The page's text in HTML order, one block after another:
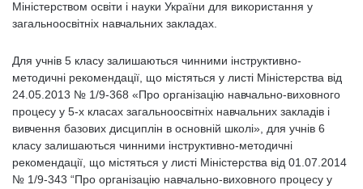
Міністерством освіти і науки України для використання у
загальноосвітніх навчальних закладах.
Для учнів 5 класу залишаються чинними інструктивно-
методичні рекомендації, що містяться у листі Міністерства від
24.05.2013 № 1/9-368 «Про організацію навчально-виховного
процесу у 5-х класах загальноосвітніх навчальних закладів і
вивчення базових дисциплін в основній школі», для учнів 6
класу залишаються чинними інструктивно-методичні
рекомендації, що містяться у листі Міністерства від 01.07.2014
№ 1/9-343 “Про організацію навчально-виховного процесу у